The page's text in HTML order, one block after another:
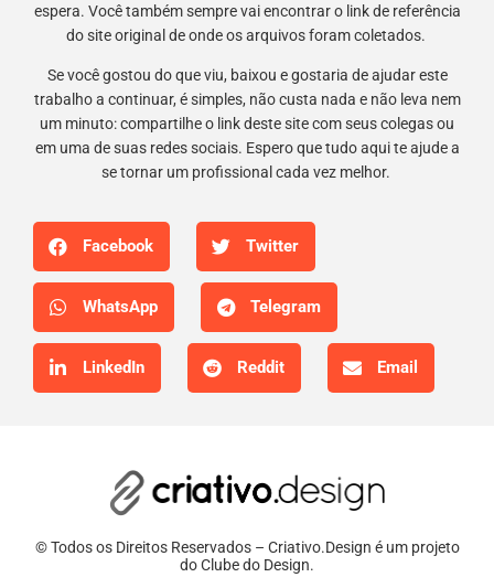
espera. Você também sempre vai encontrar o link de referência
do site original de onde os arquivos foram coletados.
Se você gostou do que viu, baixou e gostaria de ajudar este
trabalho a continuar, é simples, não custa nada e não leva nem
um minuto: compartilhe o link deste site com seus colegas ou
em uma de suas redes sociais. Espero que tudo aqui te ajude a
se tornar um profissional cada vez melhor.
Facebook Twitter
WhatsApp Telegram
LinkedIn Reddit Email
© Todos os Direitos Reservados – Criativo.Design é um projeto
do Clube do Design.